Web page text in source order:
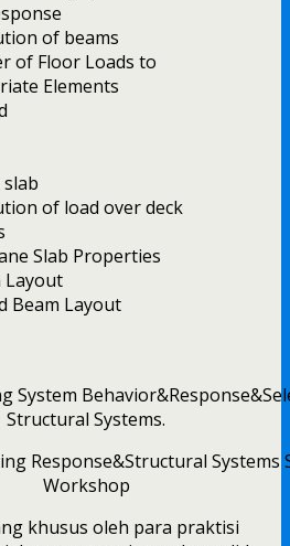
of beams
of Floor Loads to
Elements
of load over deck
Slab Properties
Layout
Beam Layout
Response&Structural Systems
Workshop
khusus oleh para praktisi